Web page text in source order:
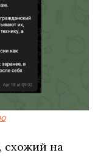
схожий на